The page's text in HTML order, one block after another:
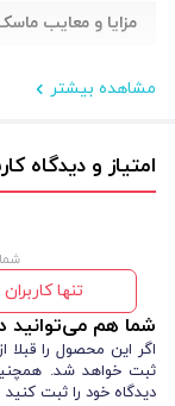
مزایا و معایب
استفاده از ماسک
مزایا
فیلتر زغالی
ضد حساسیت و
بند کشی قابل
ساخت ایران با
معایب:
مشاهده بیشتر
امتیاز و دیدگاه
تنها
شما هم می‌توانید
اگر این محصول را قبلا
ثبت خواهد شد.
دیدگاه خود را ثبت کنید